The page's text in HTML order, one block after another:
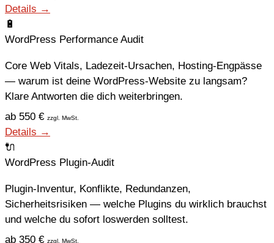
Details →
🔋
WordPress Performance Audit
Core Web Vitals, Ladezeit-Ursachen, Hosting-Engpässe
— warum ist deine WordPress-Website zu langsam?
Klare Antworten die dich weiterbringen.
ab 550 € zzgl. MwSt.
Details →
🔌
WordPress Plugin-Audit
Plugin-Inventur, Konflikte, Redundanzen,
Sicherheitsrisiken — welche Plugins du wirklich brauchst
und welche du sofort loswerden solltest.
ab 350 € zzgl. MwSt.